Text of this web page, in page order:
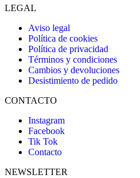
LEGAL
Aviso legal
Política de cookies
Política de privacidad
Términos y condiciones
Cambios y devoluciones
Desistimiento de pedido
CONTACTO
Instagram
Facebook
Tik Tok
Contacto
NEWSLETTER